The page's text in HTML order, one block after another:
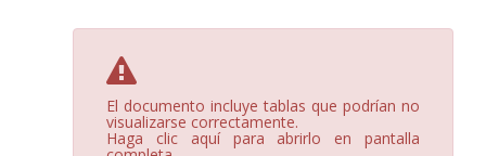
El documento incluye tablas que podrían no
visualizarse correctamente.
Haga clic aquí para abrirlo en pantalla